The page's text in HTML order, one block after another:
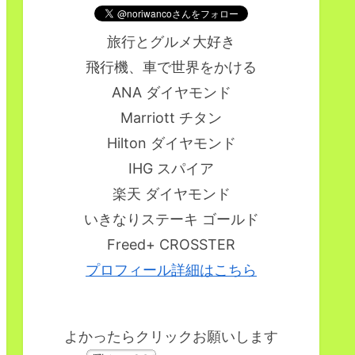
旅行とグルメ大好き
飛行機、車で世界をかける
ANA ダイヤモンド
Marriott チタン
Hilton ダイヤモンド
IHG スパイア
楽天 ダイヤモンド
いきなりステーキ ゴールド
Freed+ CROSSTER
プロフィール詳細はこちら
よかったらクリックお願いします